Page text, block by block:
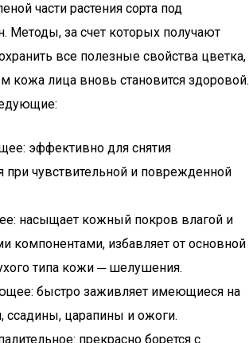
части растения сорта под
Методы, за счет которых получают
все полезные свойства цветка,
кожа лица вновь становится здоровой.
эффективно для снятия
при чувствительной и поврежденной
насыщает кожный покров влагой и
компонентами, избавляет от основной
типа кожи ─ шелушения.
быстро заживляет имеющиеся на
ссадины, царапины и ожоги.
прекрасно борется с